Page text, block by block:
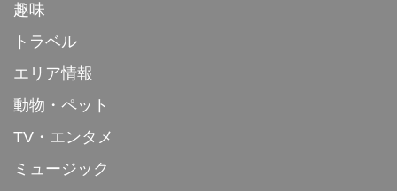
趣味
トラベル
エリア情報
動物・ペット
TV・エンタメ
ミュージック